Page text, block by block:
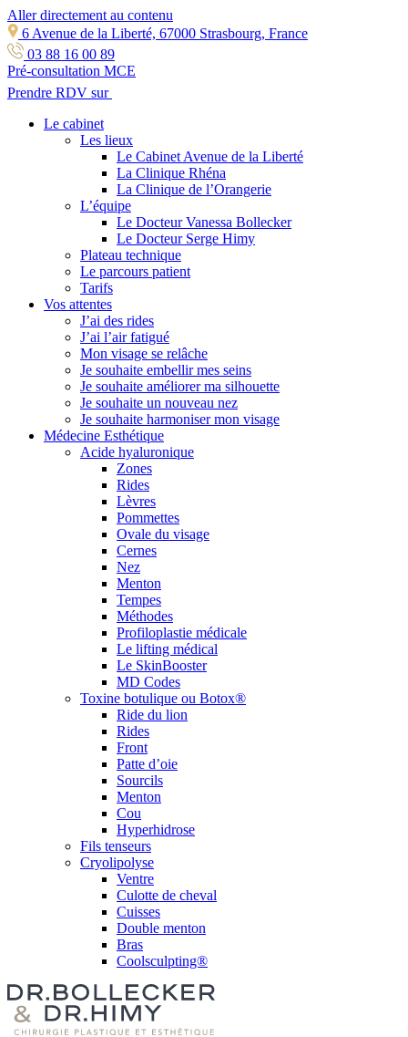
Aller directement au contenu
6 Avenue de la Liberté, 67000 Strasbourg, France
03 88 16 00 89
Pré-consultation MCE
Prendre RDV sur
Le cabinet
Les lieux
Le Cabinet Avenue de la Liberté
La Clinique Rhéna
La Clinique de l’Orangerie
L’équipe
Le Docteur Vanessa Bollecker
Le Docteur Serge Himy
Plateau technique
Le parcours patient
Tarifs
Vos attentes
J’ai des rides
J’ai l’air fatigué
Mon visage se relâche
Je souhaite embellir mes seins
Je souhaite améliorer ma silhouette
Je souhaite un nouveau nez
Je souhaite harmoniser mon visage
Médecine Esthétique
Acide hyaluronique
Zones
Rides
Lèvres
Pommettes
Ovale du visage
Cernes
Nez
Menton
Tempes
Méthodes
Profiloplastie médicale
Le lifting médical
Le SkinBooster
MD Codes
Toxine botulique ou Botox®
Ride du lion
Rides
Front
Patte d’oie
Sourcils
Menton
Cou
Hyperhidrose
Fils tenseurs
Cryolipolyse
Ventre
Culotte de cheval
Cuisses
Double menton
Bras
Coolsculpting®